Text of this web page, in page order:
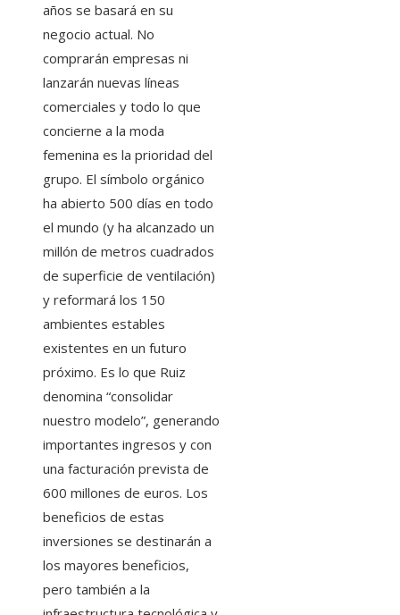
años se basará en su
negocio actual. No
comprarán empresas ni
lanzarán nuevas líneas
comerciales y todo lo que
concierne a la moda
femenina es la prioridad del
grupo. El símbolo orgánico
ha abierto 500 días en todo
el mundo (y ha alcanzado un
millón de metros cuadrados
de superficie de ventilación)
y reformará los 150
ambientes estables
existentes en un futuro
próximo. Es lo que Ruiz
denomina “consolidar
nuestro modelo”, generando
importantes ingresos y con
una facturación prevista de
600 millones de euros. Los
beneficios de estas
inversiones se destinarán a
los mayores beneficios,
pero también a la